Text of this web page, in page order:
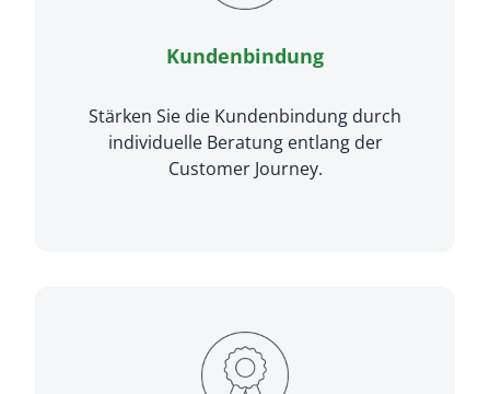
Kundenbindung
Stärken Sie die Kundenbindung durch
individuelle Beratung entlang der
Customer Journey.